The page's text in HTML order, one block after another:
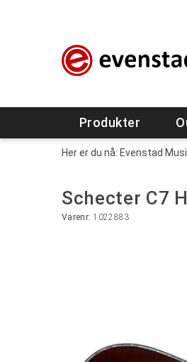
Produkter
Her er du nå: Evenstad
Schecter C7
Varenr:1022883